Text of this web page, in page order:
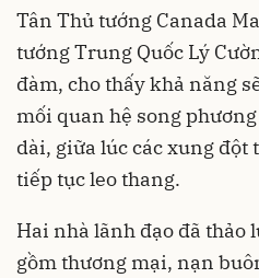
Tân Thủ tướng Canada
tướng Trung Quốc Lý
đàm, cho thấy khả năng
mối quan hệ song
dài, giữa lúc các xung đột
tiếp tục leo thang.
Hai nhà lãnh đạo đã thảo
gồm thương mại, nạn